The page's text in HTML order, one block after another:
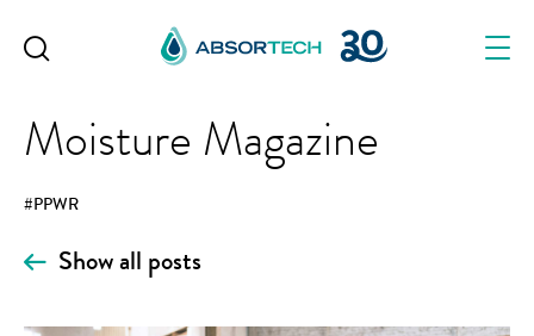
Moisture Magazine
#PPWR
Show all posts